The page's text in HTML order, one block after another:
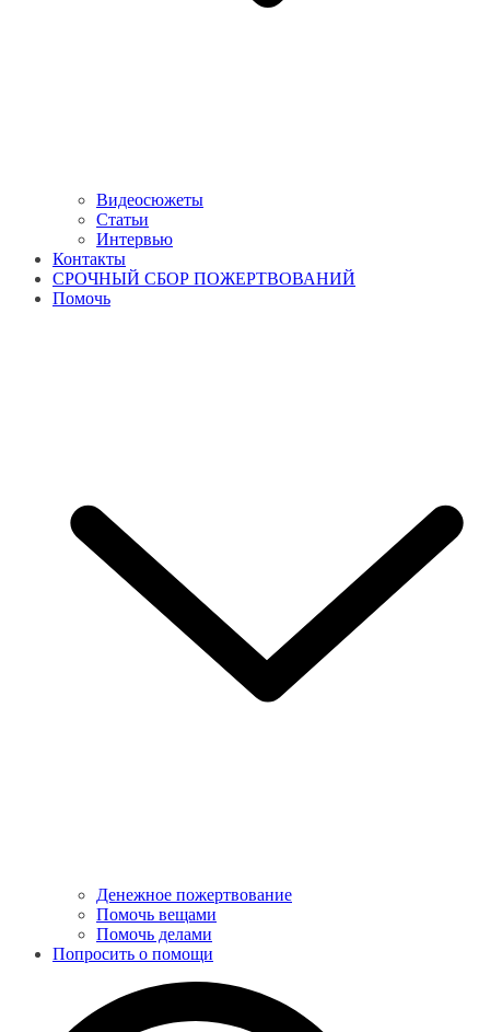
Видеосюжеты
Статьи
Интервью
Контакты
СРОЧНЫЙ СБОР ПОЖЕРТВОВАНИЙ
Помочь
Денежное пожертвование
Помочь вещами
Помочь делами
Попросить о помощи